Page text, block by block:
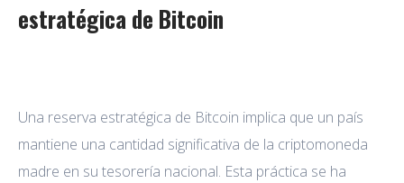
estratégica de Bitcoin
Una reserva estratégica de Bitcoin implica que un país
mantiene una cantidad significativa de la criptomoneda
madre en su tesorería nacional. Esta práctica se ha